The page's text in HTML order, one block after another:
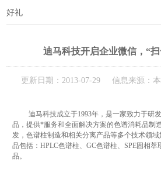
好礼
迪马科技开启企业微信，“
更新日期：2013-07-29 信息来源：
迪马科技成立于1993年，是一家致力于研
品，提供*服务和全面解决方案的色谱消耗品制
发，色谱柱制造和相关分离产品等多个技术领
品包括：HPLC色谱柱、GC色谱柱、SPE固相萃
品。